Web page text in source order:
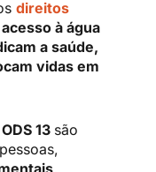
direitos
acesso à água
a saúde,
vidas em
13 são
,